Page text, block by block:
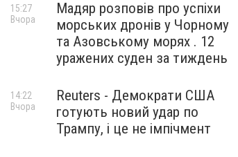
Мадяр розповів про успіхи
морських дронів у Чорному
та Азовському морях . 12
уражених суден за тиждень
15:27
Вчора
Reuters - Демократи США
готують новий удар по
Трампу, і це не імпічмент
14:22
Вчора